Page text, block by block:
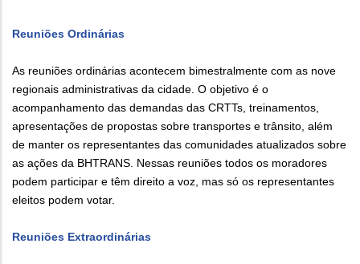
Reuniões Ordinárias
As reuniões ordinárias acontecem bimestralmente com as nove
regionais administrativas da cidade. O objetivo é o
acompanhamento das demandas das CRTTs, treinamentos,
apresentações de propostas sobre transportes e trânsito, além
de manter os representantes das comunidades atualizados sobre
as ações da BHTRANS. Nessas reuniões todos os moradores
podem participar e têm direito a voz, mas só os representantes
eleitos podem votar.
Reuniões Extraordinárias